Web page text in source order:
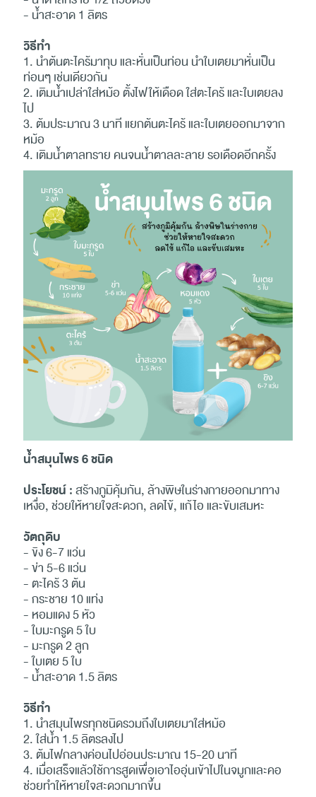
- น้ำสะอาด 1 ลิตร
วิธีทำ
1. นำต้นตะไคร้มาทุบ และหั่นเป็นท่อน นำใบเตยมาหั่นเป็น
ท่อนๆ เช่นเดียวกัน
2. เติมน้ำเปล่าใส่หม้อ ตั้งไฟให้เดือด ใส่ตะไคร้ และใบเตยลง
ไป
3. ต้มประมาณ 3 นาที แยกต้นตะไคร้ และใบเตยออกมาจาก
หม้อ
4. เติมน้ำตาลทราย คนจนน้ำตาลละลาย รอเดือดอีกครั้ง
น้ำสมุนไพร 6 ชนิด
ประโยชน์ :สร้างภูมิคุ้มกัน, ล้างพิษในร่างกายออกมาทาง
เหงื่อ, ช่วยให้หายใจสะดวก, ลดไข้, แก้ไอ และขับเสมหะ
วัตถุดิบ
- ขิง ​6-7 แว่น
- ข่า ​5-6 แว่น
- ตะไคร้​ 3 ต้น
- กระชาย ​10 แท่ง
- หอมแดง ​5 หัว
- ใบมะกรูด​ 5 ใบ
- มะกรูด 2 ลูก
- ใบเตย 5 ใบ
- น้ำสะอาด 1.5 ลิตร
วิธีทำ
1. นำสมุนไพรทุกชนิดรวมถึงใบเตยมาใส่หม้อ
2. ใส่น้ำ 1.5 ลิตรลงไป
3. ต้มไฟกลางค่อนไปอ่อน​ประมาณ 15-20 นาที
4. เมื่อเสร็จแล้วใช้การสูดเพื่อเอาไออุ่นเข้าไปในจมูกและคอ
ช่วยทำให้หายใจสะดวกมากขึ้น